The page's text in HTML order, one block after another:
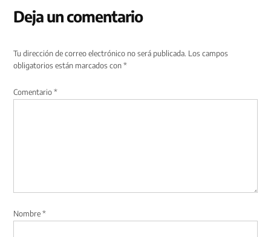
Deja un comentario
Tu dirección de correo electrónico no será publicada. Los campos
obligatorios están marcados con*
Comentario*
Nombre*